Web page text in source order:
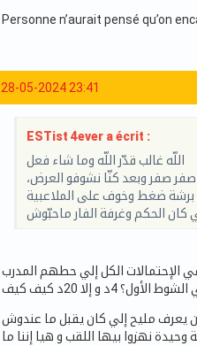
Personne n’aurait pensé qu’on
28-05-2024 23:41
ESTist 4ever a écrit :
اللّه غالب قدّر اللّه وما شاء فعل
صفر وبعد كنّا نشوفو العرض،
برشة ضغط وخوف على الملاعبية
كان الحكم وغرفة الفار ماحبّوش
و إلا 20د كيف كيف
يعرف مليح إلي كان يقبل ما عندوش
نهزوا بيها اللقب و هيا إننا ما